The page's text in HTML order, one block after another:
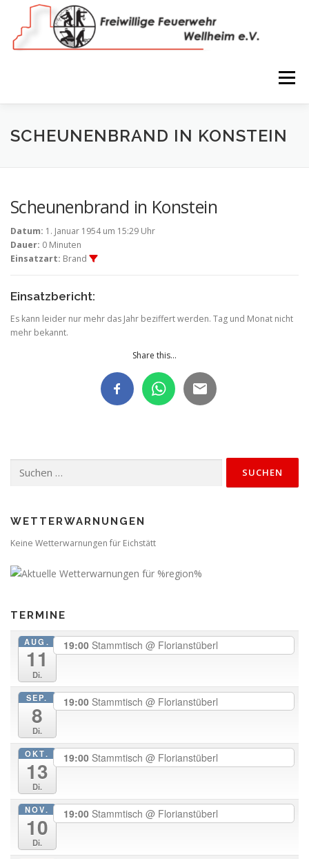
springen
Menü
NEWS VEREIN 150 JAHRE FEUERWEHR
COOKIE-RICHTLINIE (EU)
SCHEUNENBRAND IN KONSTEIN
Scheunenbrand in Konstein
Datum: 1. Januar 1954 um 15:29 Uhr
Dauer: 0 Minuten
Einsatzart: Brand
Einsatzbericht:
Es kann leider nur mehr das Jahr beziffert werden. Tag und Monat nicht
mehr bekannt.
Share this...
nach:
WETTERWARNUNGEN
Keine Wetterwarnungen für Eichstätt
TERMINE
AUG.
11
Di.
19:00 Stammtisch @ Florianstüberl
SEP.
8
Di.
19:00 Stammtisch @ Florianstüberl
OKT.
13
Di.
19:00 Stammtisch @ Florianstüberl
NOV.
10
Di.
19:00 Stammtisch @ Florianstüberl